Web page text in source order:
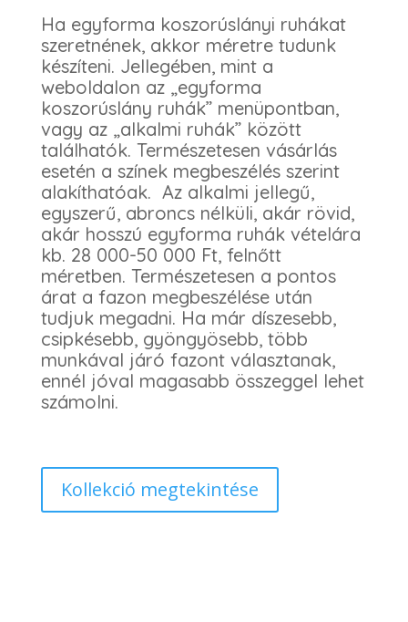
Ha egyforma koszorúslányi ruhákat
szeretnének, akkor méretre tudunk
készíteni. Jellegében, mint a
weboldalon az „egyforma
koszorúslány ruhák” menüpontban,
vagy az „alkalmi ruhák” között
találhatók. Természetesen vásárlás
esetén a színek megbeszélés szerint
alakíthatóak. Az alkalmi jellegű,
egyszerű, abroncs nélküli, akár rövid,
akár hosszú egyforma ruhák vételára
kb. 28 000-50 000 Ft, felnőtt
méretben. Természetesen a pontos
árat a fazon megbeszélése után
tudjuk megadni. Ha már díszesebb,
csipkésebb, gyöngyösebb, több
munkával járó fazont választanak,
ennél jóval magasabb összeggel lehet
számolni.
Kollekció megtekintése